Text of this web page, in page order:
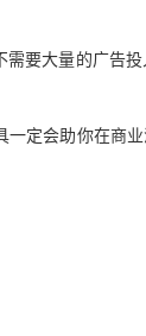
要大量的广告
一定会助你在商